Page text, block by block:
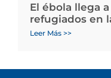
El ébola llega
refugiados en
Leer Más >>